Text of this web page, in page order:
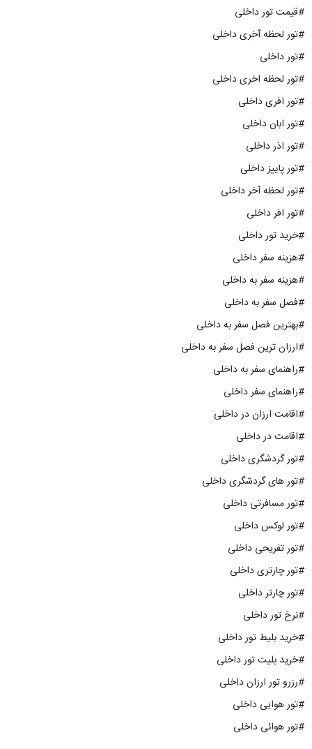
#قیمت تور داخلی
#تور لحظه آخری داخلی
#تور داخلی
#تور لحظه اخری داخلی
#تور افری داخلی
#تور ابان داخلی
#تور اذر داخلی
#تور پاییز داخلی
#تور لحظه آخر داخلی
#تور افر داخلی
#خرید تور داخلی
#هزینه سفر داخلی
#هزینه سفر به داخلی
#فصل سفر به داخلی
#بهترین فصل سفر به داخلی
#ارزان ترین فصل سفر به داخلی
#راهنمای سفر به داخلی
#راهنمای سفر داخلی
#اقامت ارزان در داخلی
#اقامت در داخلی
#تور گردشگری داخلی
#تور های گردشگری داخلی
#تور مسافرتی داخلی
#تور لوکس داخلی
#تور تفریحی داخلی
#تور چارتری داخلی
#تور چارتر داخلی
#نرخ تور داخلی
#خرید بلیط تور داخلی
#خرید بلیت تور داخلی
#رزرو تور ارزان داخلی
#تور هوایی داخلی
#تور هوائی داخلی